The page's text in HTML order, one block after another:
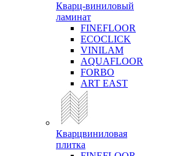
Кварц-виниловый
ламинат
FINEFLOOR
ECOCLICK
VINILAM
AQUAFLOOR
FORBO
ART EAST
Кварцвиниловая
плитка